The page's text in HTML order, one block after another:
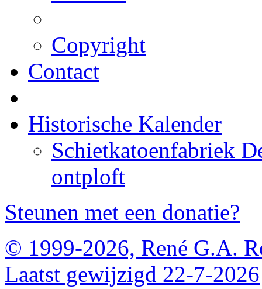
Copyright
Contact
Historische Kalender
Schietkatoenfabriek
ontploft
Steunen met een donatie?
© 1999-2026, René G.A.
Laatst gewijzigd 22-7-2026